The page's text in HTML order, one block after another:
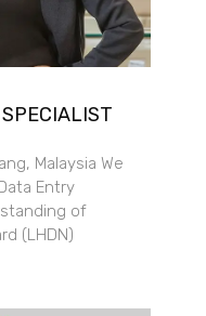
Malaysia We
Entry
of
(LHDN)